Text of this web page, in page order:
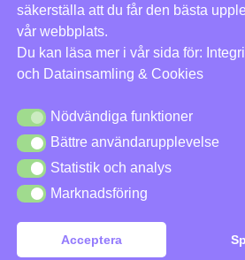
säkerställa att du får den bästa
vår webbplats.
Du kan läsa mer i vår sida för:
och Datainsamling & Cookies
Nödvändiga funktioner
Nödvändiga funktioner
Bättre användarupplevelse
Bättre användarupplevelse
Statistik och analys
Statistik och analys
Marknadsföring
Marknadsföring
Acceptera
Vi stöder
Integritetspolicy|